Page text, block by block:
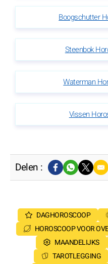
Boogschutter
Steenbok
Waterman
Vissen
Delen :
DAGHOROSCOOP
HOROSCOOP VOOR
MAANDELIJKS
TAROTLEGGING